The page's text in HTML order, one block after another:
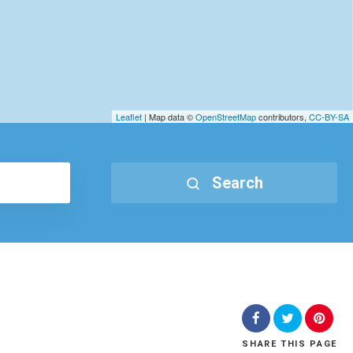
Leaflet | Map data ©OpenStreetMapcontributors, CC-BY-SA
Search
SHARE THIS PAGE